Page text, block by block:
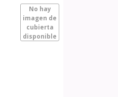
No hay
imagen de
cubierta
disponible